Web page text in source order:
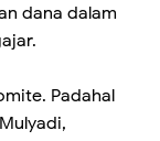
dana dalam
Padahal